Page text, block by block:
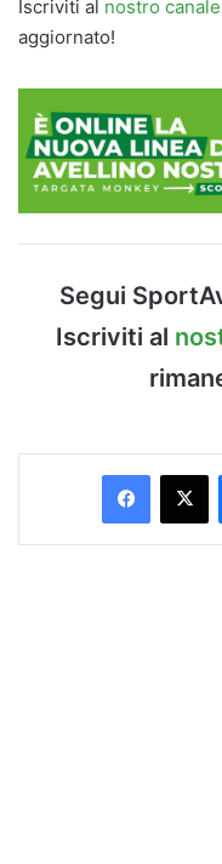
Iscriviti al nostro
aggiornato!
Segui
Iscriviti al
Facebook
X